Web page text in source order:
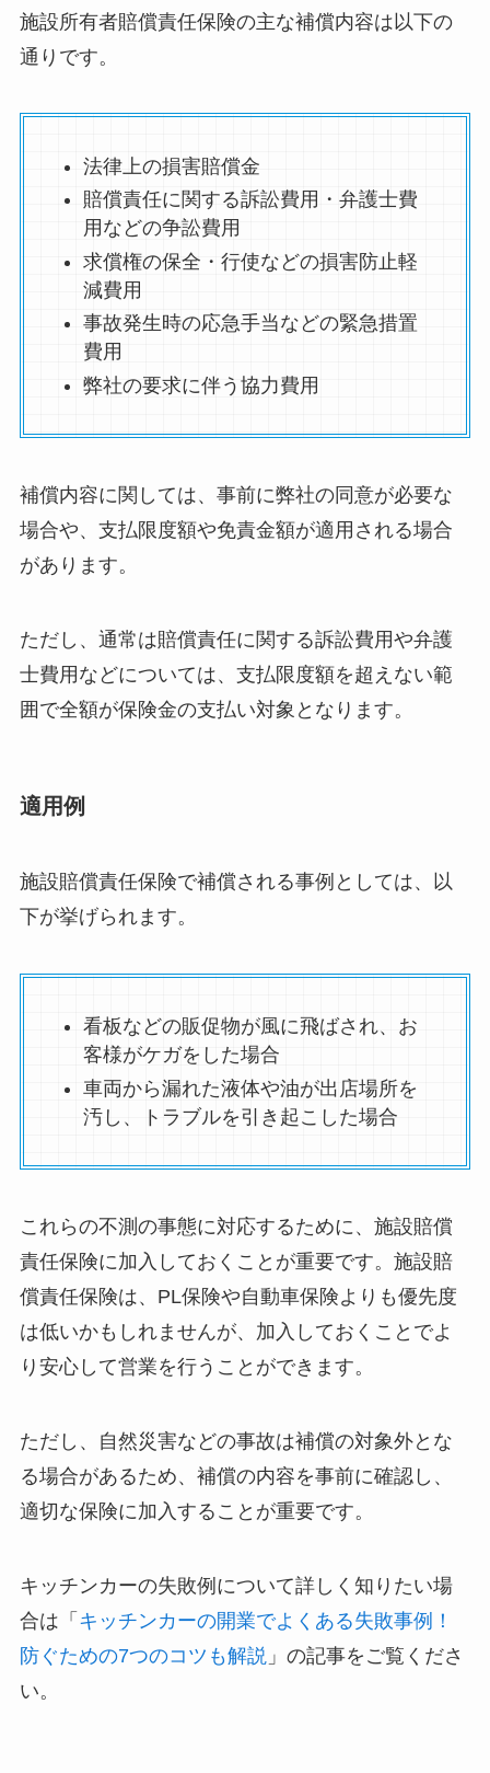
施設所有者賠償責任保険の主な補償内容は以下の
通りです。
法律上の損害賠償金
賠償責任に関する訴訟費用・弁護士費
用などの争訟費用
求償権の保全・行使などの損害防止軽
減費用
事故発生時の応急手当などの緊急措置
費用
弊社の要求に伴う協力費用
補償内容に関しては、事前に弊社の同意が必要な
場合や、支払限度額や免責金額が適用される場合
があります。
ただし、通常は賠償責任に関する訴訟費用や弁護
士費用などについては、支払限度額を超えない範
囲で全額が保険金の支払い対象となります。
適用例
施設賠償責任保険で補償される事例としては、以
下が挙げられます。
看板などの販促物が風に飛ばされ、お
客様がケガをした場合
車両から漏れた液体や油が出店場所を
汚し、トラブルを引き起こした場合
これらの不測の事態に対応するために、施設賠償
責任保険に加入しておくことが重要です。施設賠
償責任保険は、PL保険や自動車保険よりも優先度
は低いかもしれませんが、加入しておくことでよ
り安心して営業を行うことができます。
ただし、自然災害などの事故は補償の対象外とな
る場合があるため、補償の内容を事前に確認し、
適切な保険に加入することが重要です。
キッチンカーの失敗例について詳しく知りたい場
合は「 キッチンカーの開業でよくある失敗事例！
防ぐための7つのコツも解説 」の記事をご覧くださ
い。